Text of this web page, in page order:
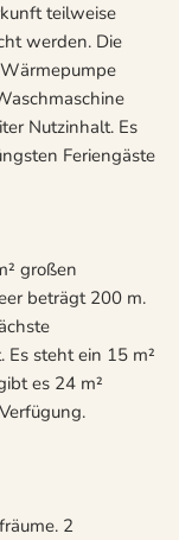
teilweise
werden. Die
Nutzinhalt. Es
Feriengäste
großen
beträgt 200 m.
steht ein 15 m²
es 24 m²
2